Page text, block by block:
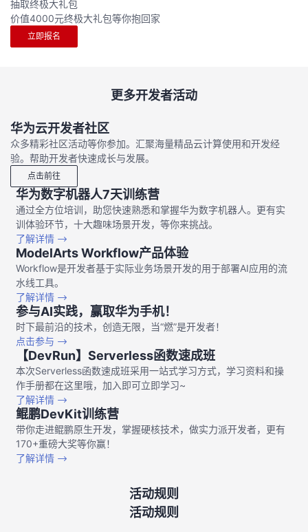
抽取终极大礼包
价值4000元终极大礼包等你抱回家
立即报名
更多开发者活动
华为云开发者社区
众多精彩社区活动等你参加。汇聚海量精品云计算使用和开发经
验。帮助开发者快速成长与发展。
点击前往
华为数字机器人7天训练营
通过全方位培训，助您快速熟悉和掌握华为数字机器人。更有实
训体验环节，十大趣味场景开发，等你来挑战。
了解详情
ModelArts Workflow产品体验
Workflow是开发者基于实际业务场景开发的用于部署AI应用的流
水线工具。
了解详情
参与AI实践，赢取华为手机！
时下最前沿的技术，创造无限，当“燃”是开发者！
点击参与
【DevRun】Serverless函数速成班
本次Serverless函数速成班采用一站式学习方式，学习资料和操
作手册都在这里哦，加入即可立即学习~
了解详情
鲲鹏DevKit训练营
带你走进鲲鹏原生开发，掌握硬核技术，做实力派开发者，更有
170+重磅大奖等你赢！
了解详情
活动规则
活动规则